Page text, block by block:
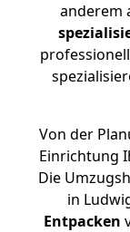
anderem
Von der
Einrichtung
Die
in
Entpacken